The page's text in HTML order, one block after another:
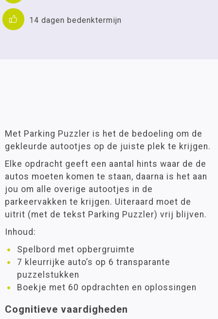
14 dagen bedenktermijn
Met Parking Puzzler is het de bedoeling om de
gekleurde autootjes op de juiste plek te krijgen.
Elke opdracht geeft een aantal hints waar de de
autos moeten komen te staan, daarna is het aan
jou om alle overige autootjes in de
parkeervakken te krijgen. Uiteraard moet de
uitrit (met de tekst Parking Puzzler) vrij blijven.
Inhoud:
Spelbord met opbergruimte
7 kleurrijke auto’s op 6 transparante
puzzelstukken
Boekje met 60 opdrachten en oplossingen
Cognitieve vaardigheden